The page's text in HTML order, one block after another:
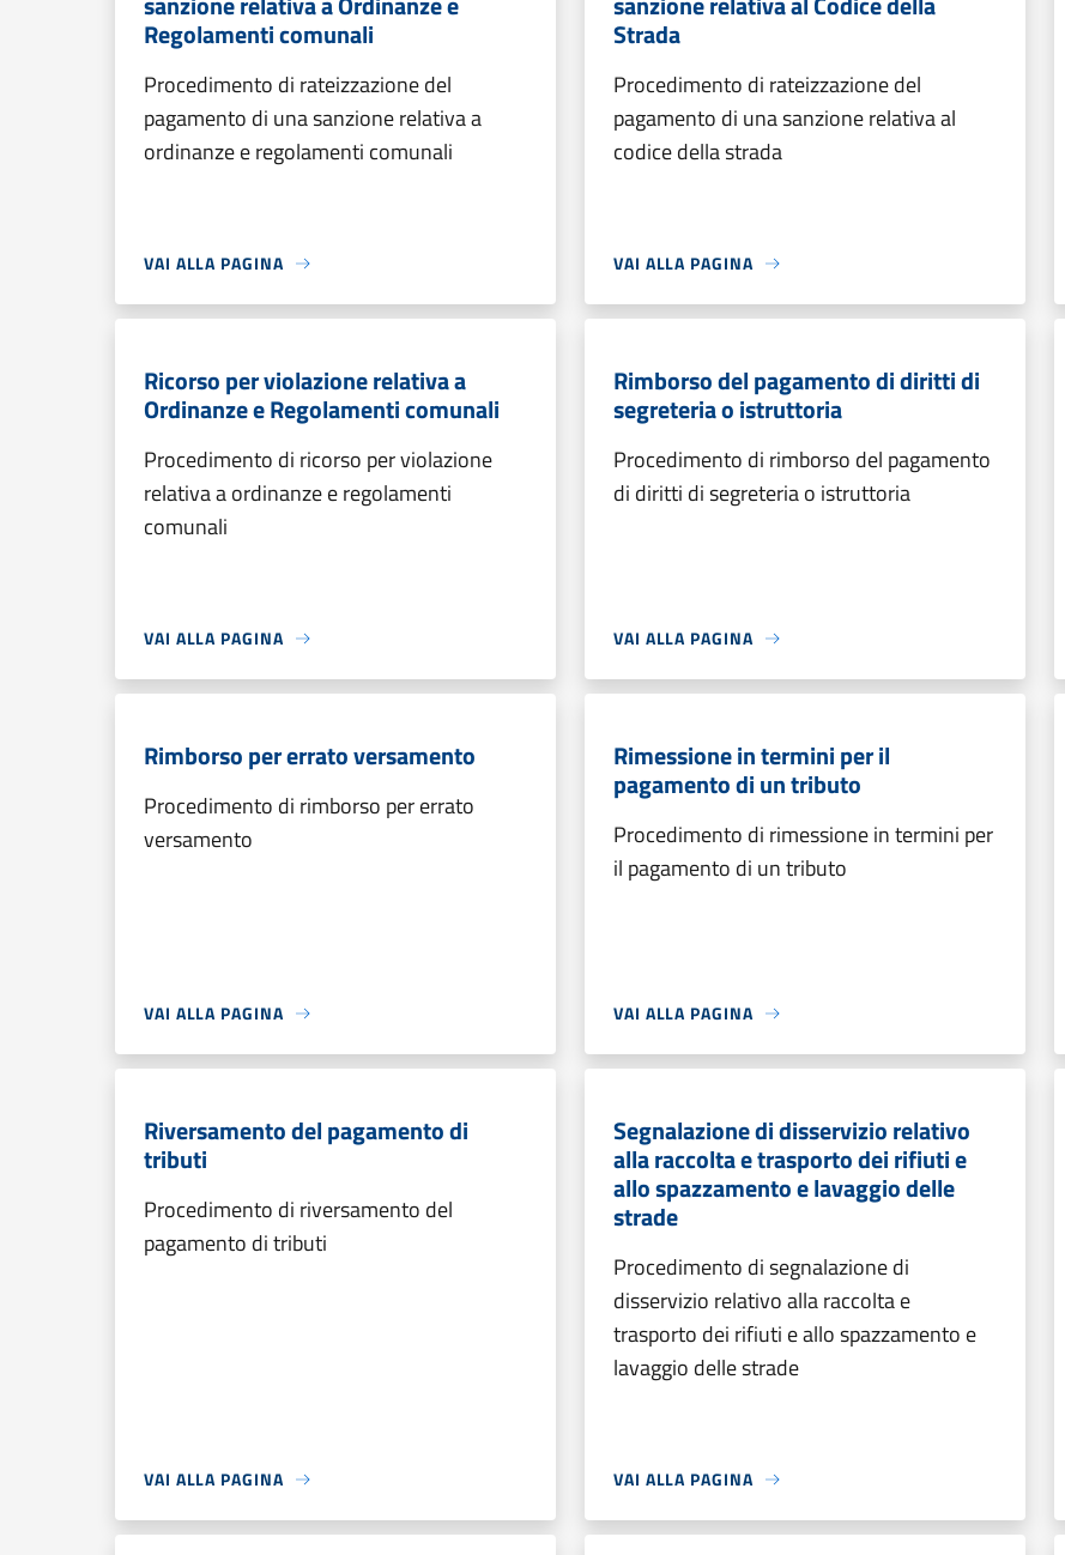
Regolamenti comunali
Procedimento di rateizzazione del
pagamento di una sanzione relativa a
ordinanze e regolamenti comunali
VAI ALLA PAGINA
Strada
Procedimento di rateizzazione del
pagamento di una sanzione relativa al
codice della strada
VAI ALLA PAGINA
Ricorso per violazione relativa a
Ordinanze e Regolamenti comunali
Procedimento di ricorso per violazione
relativa a ordinanze e regolamenti
comunali
VAI ALLA PAGINA
Rimborso del pagamento di diritti di
segreteria o istruttoria
Procedimento di rimborso del pagamento
di diritti di segreteria o istruttoria
VAI ALLA PAGINA
Rimborso per errato versamento
Procedimento di rimborso per errato
versamento
VAI ALLA PAGINA
Rimessione in termini per il
pagamento di un tributo
Procedimento di rimessione in termini per
il pagamento di un tributo
VAI ALLA PAGINA
Riversamento del pagamento di
tributi
Procedimento di riversamento del
pagamento di tributi
VAI ALLA PAGINA
Segnalazione di disservizio relativo
alla raccolta e trasporto dei rifiuti e
allo spazzamento e lavaggio delle
strade
Procedimento di segnalazione di
disservizio relativo alla raccolta e
trasporto dei rifiuti e allo spazzamento e
lavaggio delle strade
VAI ALLA PAGINA